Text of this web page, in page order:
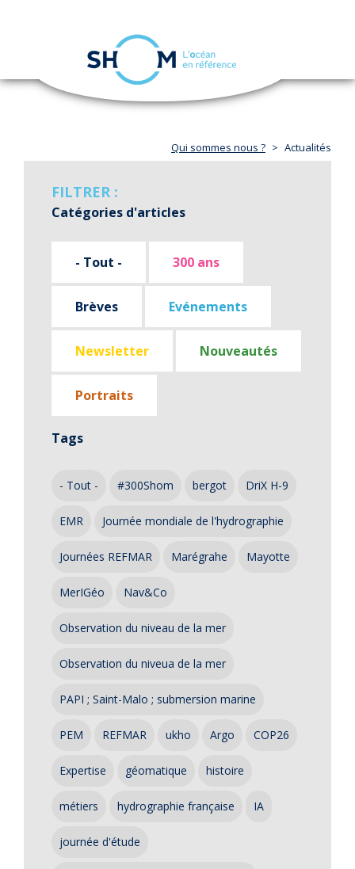
Aller
navigation
Qui sommes nous ? Actualités
FILTRER :
Catégories d'articles
- Tout - 300 ans
Brèves Evénements
Newsletter Nouveautés
Portraits
Tags
- Tout - #300Shom bergot DriX H-9
EMR Journée mondiale de l'hydrographie
Journées REFMAR Marégrahe Mayotte
MerIGéo Nav&Co
Observation du niveau de la mer
Observation du niveua de la mer
PAPI ; Saint-Malo ; submersion marine
PEM REFMAR ukho Argo COP26
Expertise géomatique histoire
métiers hydrographie française IA
journée d'étude